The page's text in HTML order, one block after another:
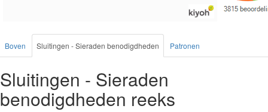
Boven Sluitingen - Sieraden benodigdheden Patronen
Sluitingen - Sieraden
benodigdheden reeks